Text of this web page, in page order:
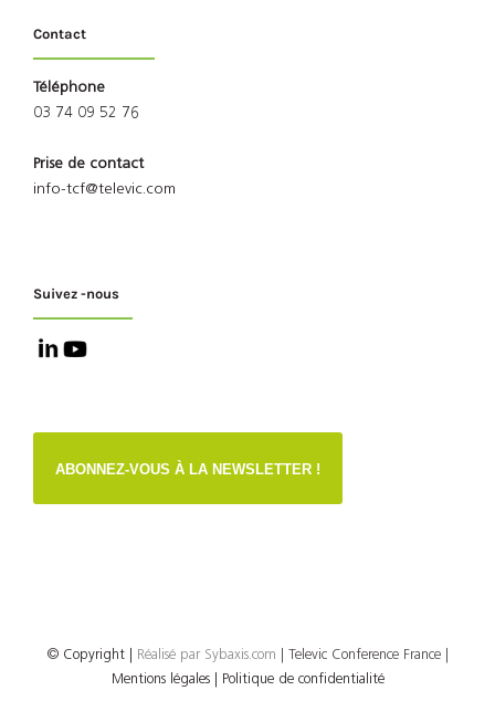
Contact
Téléphone
03 74 09 52 76
Prise de contact
info-tcf@televic.com
Suivez -nous
ABONNEZ-VOUS À LA NEWSLETTER !
© Copyright Réalisé par Sybaxis.com | Televic Conference France |
Mentions légales |
Politique de confidentialité